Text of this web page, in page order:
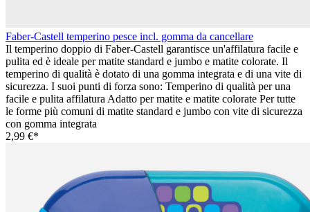
Faber-Castell temperino pesce incl. gomma da cancellare
Il temperino doppio di Faber-Castell garantisce un'affilatura facile e
pulita ed è ideale per matite standard e jumbo e matite colorate. Il
temperino di qualità è dotato di una gomma integrata e di una vite di
sicurezza. I suoi punti di forza sono: Temperino di qualità per una
facile e pulita affilatura Adatto per matite e matite colorate Per tutte
le forme più comuni di matite standard e jumbo con vite di sicurezza
con gomma integrata
2,99 €*